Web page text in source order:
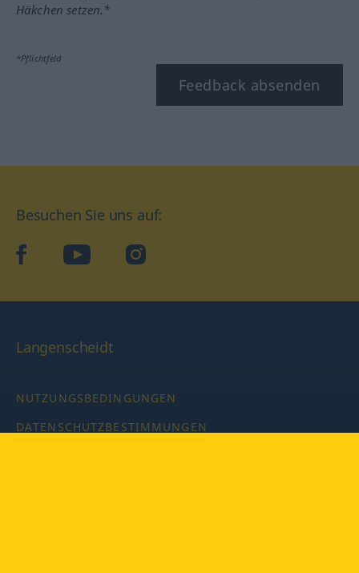
Häkchen setzen.*
*Pflichtfeld
Feedback absenden
Besuchen Sie uns auf:
facebookYouTube Instagram
Langenscheidt
NUTZUNGSBEDINGUNGEN
DATENSCHUTZBESTIMMUNGEN